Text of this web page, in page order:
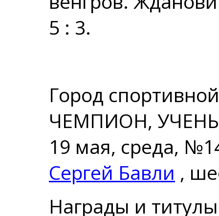
5 : 3.
Город
ЧЕМПИОН,
19 мая, среда,
Сергей Бавли ,
Награды и титулы